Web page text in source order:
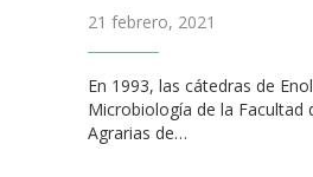
21 febrero, 2021
En 1993, las cátedras de
Microbiología de la Facultad
Agrarias de…